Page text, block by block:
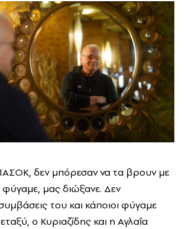
δεν μπόρεσαν να τα βρουν με
φύγαμε, μας διώξανε. Δεν
του και κάποιοι φύγαμε
ο Κυριαζίδης και η Αγλαΐα